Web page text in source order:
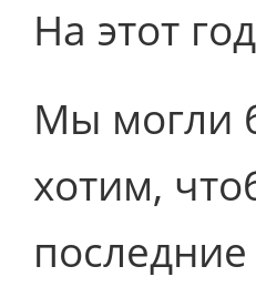
На этот
Мы могли
хотим,